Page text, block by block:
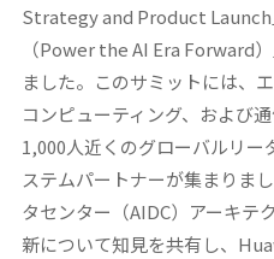
Strategy and Product Launch
（Power the AI Era Forward
ました。このサミットには、
コンピューティング、および
1,000人近くのグローバルリ
ステムパートナーが集まりま
タセンター（AIDC）アーキテ
新について知見を共有し、